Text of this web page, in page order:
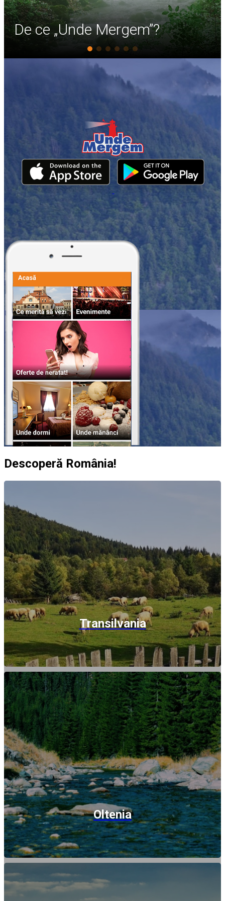
De ce „Unde Mergem”?
întrebarea „Unde Mergem”?
România
Descoperă România!
Transilvania
Oltenia